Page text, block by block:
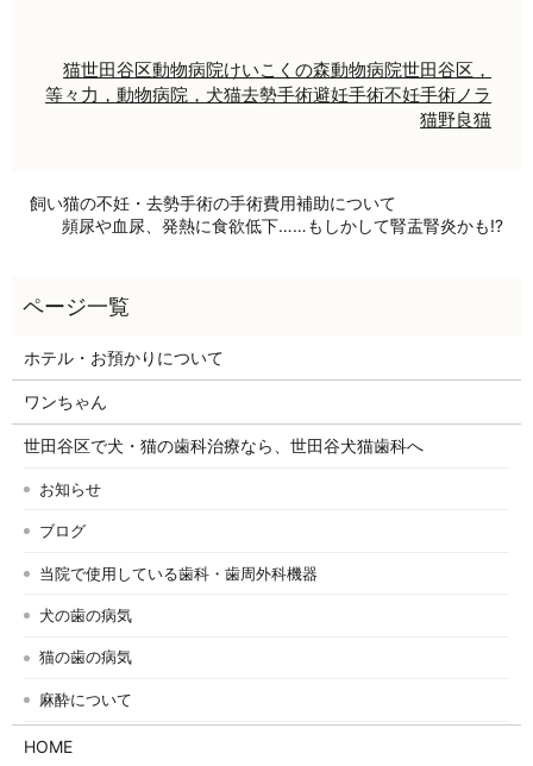
猫世田谷区動物病院けいこくの森動物病院世田谷区，
等々力，動物病院，犬猫去勢手術避妊手術不妊手術ノラ
猫野良猫
飼い猫の不妊・去勢手術の手術費用補助について
頻尿や血尿、発熱に食欲低下……もしかして腎盂腎炎かも⁉
ホテル・お預かりについて
ワンちゃん
世田谷区で犬・猫の歯科治療なら、世田谷犬猫歯科へ
お知らせ
ブログ
当院で使用している歯科・歯周外科機器
犬の歯の病気
猫の歯の病気
麻酔について
HOME